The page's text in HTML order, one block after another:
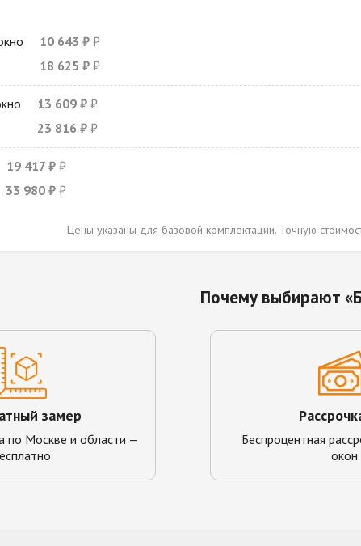
10 643 ₽
18 625 ₽
13 609 ₽
23 816 ₽
19 417 ₽
33 980 ₽
Цены указаны для базовой комплектации. Точную
Почему выбирают
замер
по Москве и области —
Беспроцентная
окон